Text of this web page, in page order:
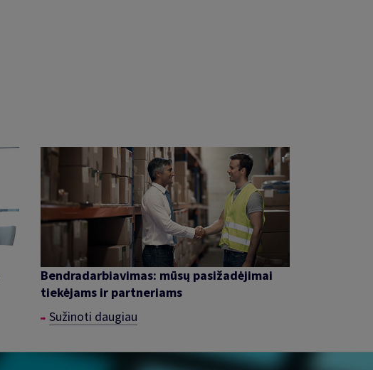
Bendradarbiavimas: mūsų pasižadėjimai
tiekėjams ir partneriams
Sužinoti daugiau